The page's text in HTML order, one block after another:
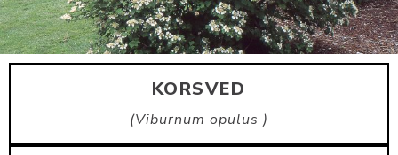
OM PLANTEPORTALEN
KONTAKT
KORSVED
Viburnum opulus